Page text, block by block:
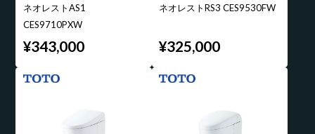
ネオレストAS1
CES9710PXW
¥343,000
ネオレストRS3 CES9530FW
¥325,000